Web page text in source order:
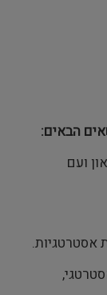
הבאים:
ועם
אסטרטגיות.